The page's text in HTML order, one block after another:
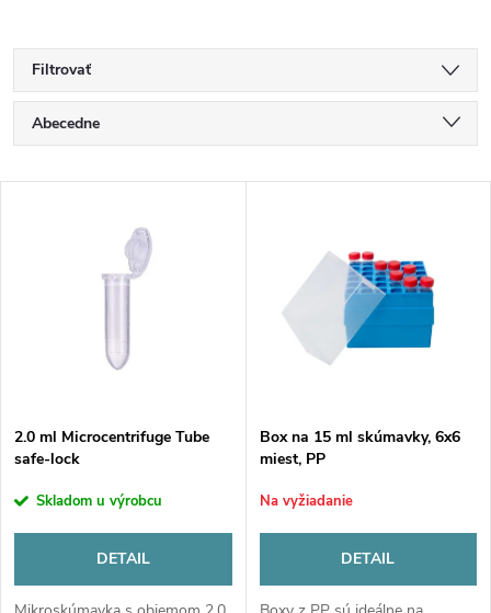
Filtrovať
R
a
e
p
Abecedne
Najpredávanejšie
s
p
r
o
2.0 ml Microcentrifuge Tube
safe-lock
Skladom u výrobcu
DETAIL
Box na 15 ml skúmavky, 6x6
miest, PP
Na vyžiadanie
DETAIL